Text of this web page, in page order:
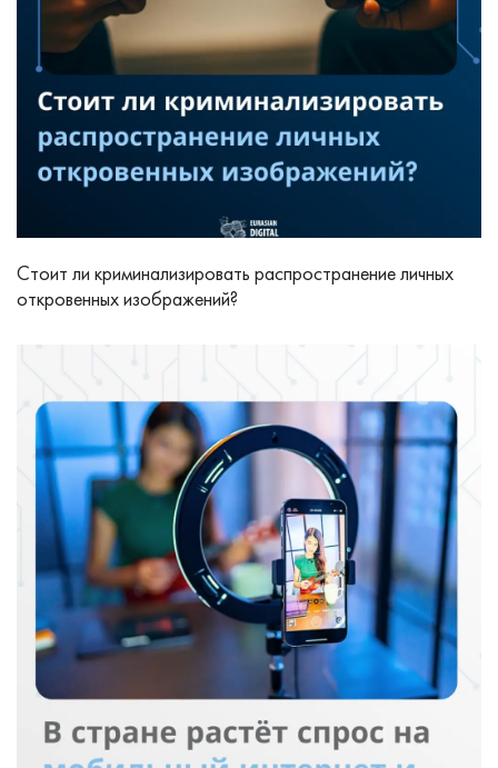
Стоит ли криминализировать распространение личных
откровенных изображений?